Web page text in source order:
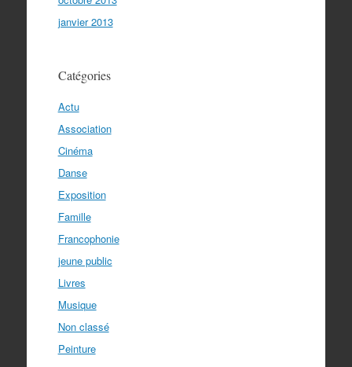
janvier 2013
Catégories
Actu
Association
Cinéma
Danse
Exposition
Famille
Francophonie
jeune public
Livres
Musique
Non classé
Peinture